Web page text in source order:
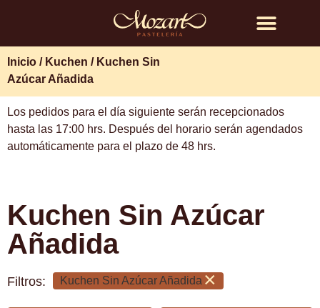
Inicio / Kuchen / Kuchen Sin
Azúcar Añadida
Los pedidos para el día siguiente serán recepcionados
hasta las 17:00 hrs. Después del horario serán agendados
automáticamente para el plazo de 48 hrs.
Kuchen Sin Azúcar
Añadida
Filtros: Kuchen Sin Azúcar Añadida×